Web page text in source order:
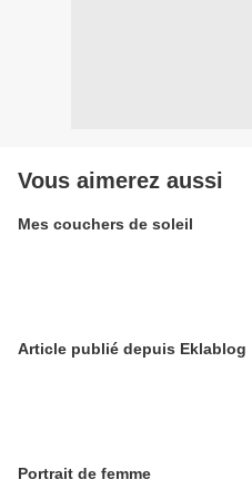
Vous aimerez aussi
Mes couchers de soleil
Article publié depuis Eklablog
Portrait de femme